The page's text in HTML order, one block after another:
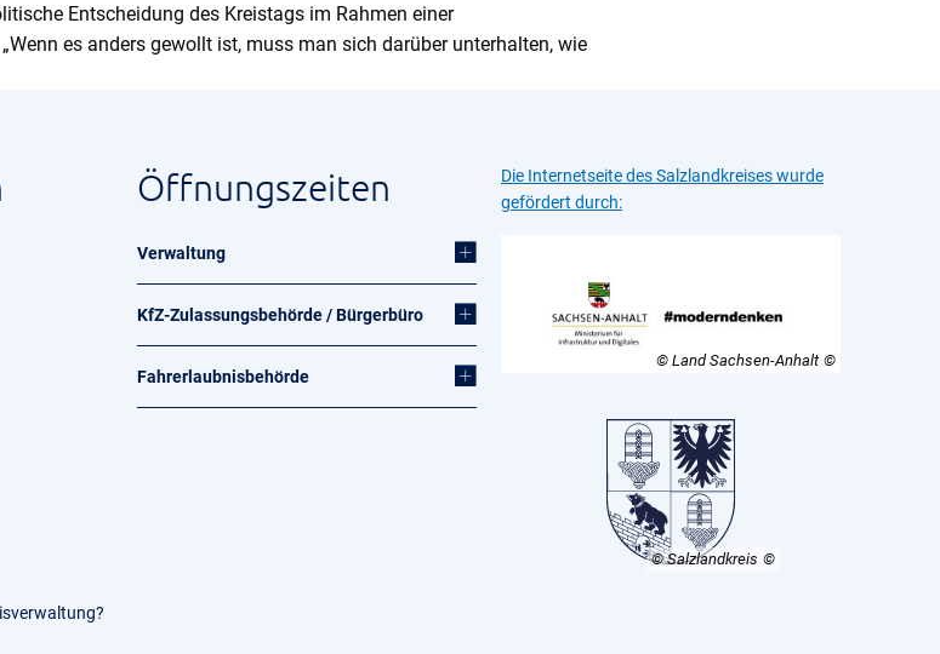
Entscheidung des Kreistags im Rahmen einer
es anders gewollt ist, muss man sich darüber unterhalten, wie
Öffnungszeiten
Verwaltung
KfZ-Zulassungsbehörde / Bürgerbüro
Fahrerlaubnisbehörde
Die Internetseite des Salzlandkreises wurde
gefördert durch:
© Land Sachsen-Anhalt
© Salzlandkreis